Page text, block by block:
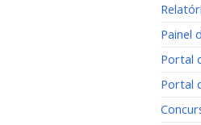
Painel
Portal
Portal